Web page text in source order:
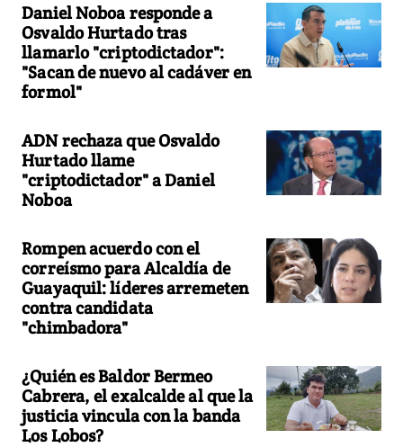
Daniel Noboa responde a
Osvaldo Hurtado tras
llamarlo "criptodictador":
"Sacan de nuevo al cadáver en
formol"
ADN rechaza que Osvaldo
Hurtado llame
"criptodictador" a Daniel
Noboa
Rompen acuerdo con el
correísmo para Alcaldía de
Guayaquil: líderes arremeten
contra candidata
"chimbadora"
¿Quién es Baldor Bermeo
Cabrera, el exalcalde al que la
justicia vincula con la banda
Los Lobos?